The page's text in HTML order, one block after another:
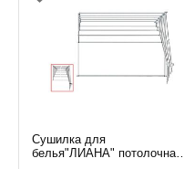
Сушилка для
белья"ЛИАНА" потолочная